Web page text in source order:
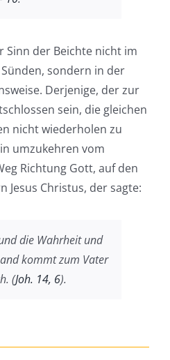
Sinn der Beichte nicht im
sondern in der
Derjenige, der zur
sein, die gleichen
nicht wiederholen zu
umzukehren vom
Richtung Gott, auf den
Jesus Christus, der sagte:
die Wahrheit und
kommt zum Vater
(Joh. 14, 6).